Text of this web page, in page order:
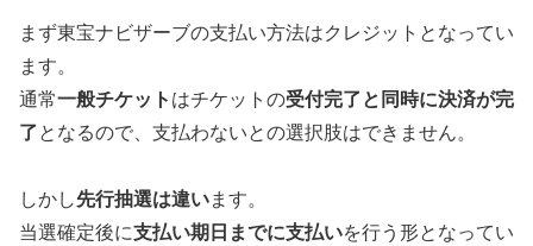
まず東宝ナビザーブの支払い方法はクレジット となってい
ます。
通常一般チケットはチケットの受付完了と同時に決済が完
了となるので、支払わないとの選択肢はできません。
しかし先行抽選は違います。
当選確定後に支払い期日までに支払いを行う形となってい